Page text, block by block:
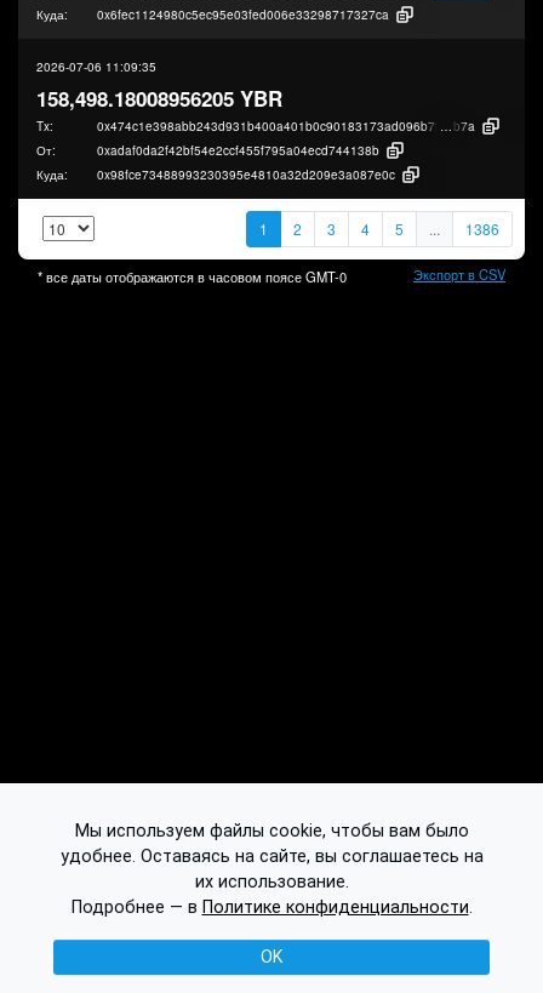
Куда:
0x6fec1124980c5ec95e03fed006e33298717327ca
2026-07-06 11:09:35
158,498.18008956205 YBR
Tx:
b7a
От:
0xadaf0da2f42bf54e2ccf455f795a04ecd744138b
Куда:
0x98fce73488993230395e4810a32d209e3a087e0c
1 2 3 4 5 ... 1386
* все даты отображаются в часовом поясеGMT-0 Экспорт в CSV
Мы используем файлы cookie, чтобы вам было
удобнее. Оставаясь на сайте, вы соглашаетесь на
их использование.
Подробнее — в Политике конфиденциальности.
OK